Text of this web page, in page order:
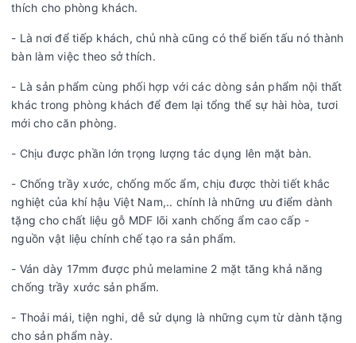
thích cho phòng khách.
- Là nơi để tiếp khách, chủ nhà cũng có thể biến tấu nó thành
bàn làm việc theo sở thích.
- Là sản phẩm cùng phối hợp với các dòng sản phẩm nội thất
khác trong phòng khách để đem lại tổng thể sự hài hòa, tươi
mới cho căn phòng.
- Chịu được phần lớn trọng lượng tác dụng lên mặt bàn.
- Chống trầy xước, chống mốc ẩm, chịu được thời tiết khắc
nghiệt của khí hậu Việt Nam,.. chính là những ưu điểm dành
tặng cho chất liệu gỗ MDF lõi xanh chống ẩm cao cấp -
nguồn vật liệu chính chế tạo ra sản phẩm.
- Ván dày 17mm được phủ melamine 2 mặt tăng khả năng
chống trầy xước sản phẩm.
- Thoải mái, tiện nghi, dễ sử dụng là những cụm từ dành tặng
cho sản phẩm này.